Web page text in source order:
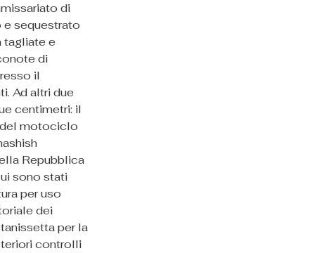
di
e sequestrato
tagliate e
di
il
Ad altri due
centimetri: il
del motociclo
Repubblica
sono stati
per uso
dei
per la
controlli